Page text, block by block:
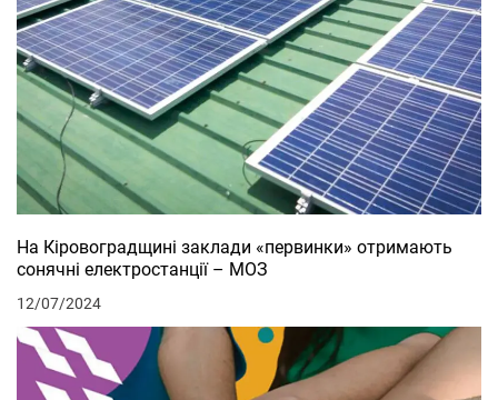
На Кіровоградщині заклади «первинки» отримають
сонячні електростанції – МОЗ
12/07/2024